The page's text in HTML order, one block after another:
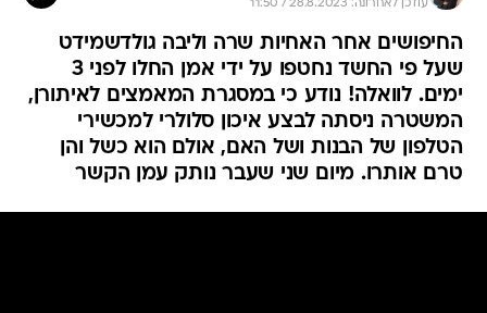
עודכן לאחרונה: 28.8.2023 / 11:50
החיפושים אחר האחיות שרה וליבה גולדשמידט
שעל פי החשד נחטפו על ידי אמן החלו לפני 3
ימים. לוואלה! נודע כי במסגרת המאמצים לאיתורן,
המשטרה ניסתה לבצע איכון סלולרי למכשירי
הטלפון של הבנות ושל האם, אולם הוא כשל והן
טרם אותרו. מיום שני שעבר נותק עמן הקשר